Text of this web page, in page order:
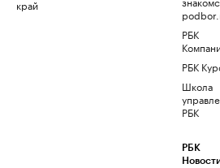
край
РБК
РБК
Школа
РБК
РБК